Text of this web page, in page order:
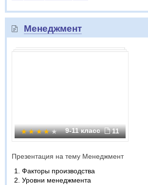
Менеджмент
9-11 класс 11
Презентация на тему Менеджмент
Факторы производства
Уровни менеджмента